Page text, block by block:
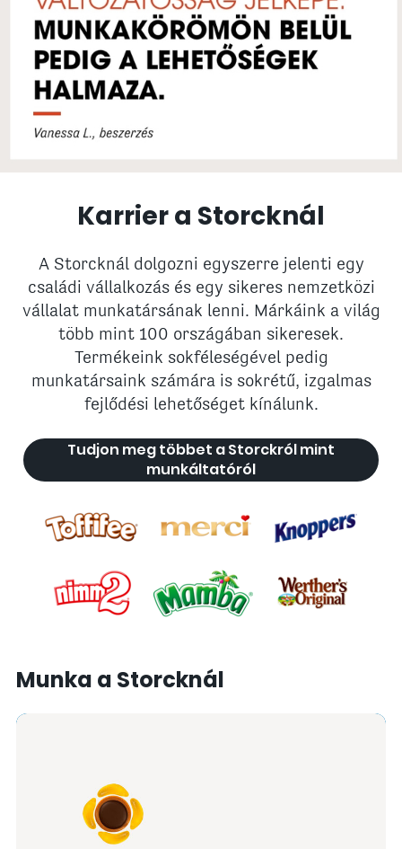
Karrier a Storcknál
A Storcknál dolgozni egyszerre jelenti egy
családi vállalkozás és egy sikeres nemzetközi
vállalat munkatársának lenni. Márkáink a világ
több mint 100 országában sikeresek.
Termékeink sokféleségével pedig
munkatársaink számára is sokrétű, izgalmas
fejlődési lehetőséget kínálunk.
Tudjon meg többet a Storckról mint
munkáltatóról
Munka a Storcknál